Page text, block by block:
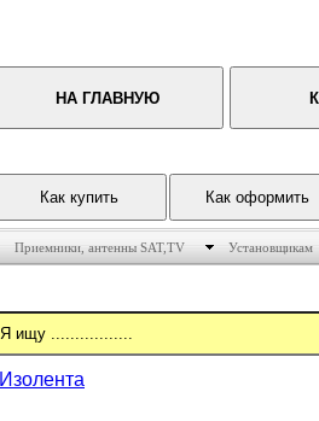
Приемники, антенны SAT,TV Установщикам
Изолента